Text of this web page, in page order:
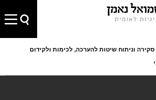
סקירה וניתוח שיטות להערכה, לכימות ולקידום